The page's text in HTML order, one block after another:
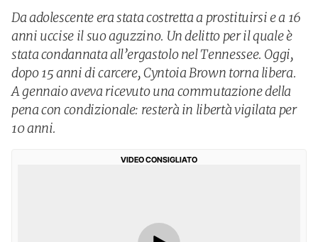
Da adolescente era stata costretta a prostituirsi e a 16
anni uccise il suo aguzzino. Un delitto per il quale è
stata condannata all’ergastolo nel Tennessee. Oggi,
dopo 15 anni di carcere, Cyntoia Brown torna libera.
A gennaio aveva ricevuto una commutazione della
pena con condizionale: resterà in libertà vigilata per
10 anni.
VIDEO CONSIGLIATO